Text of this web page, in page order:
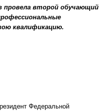
провела второй обучающий
квалификацию.
Федеральной